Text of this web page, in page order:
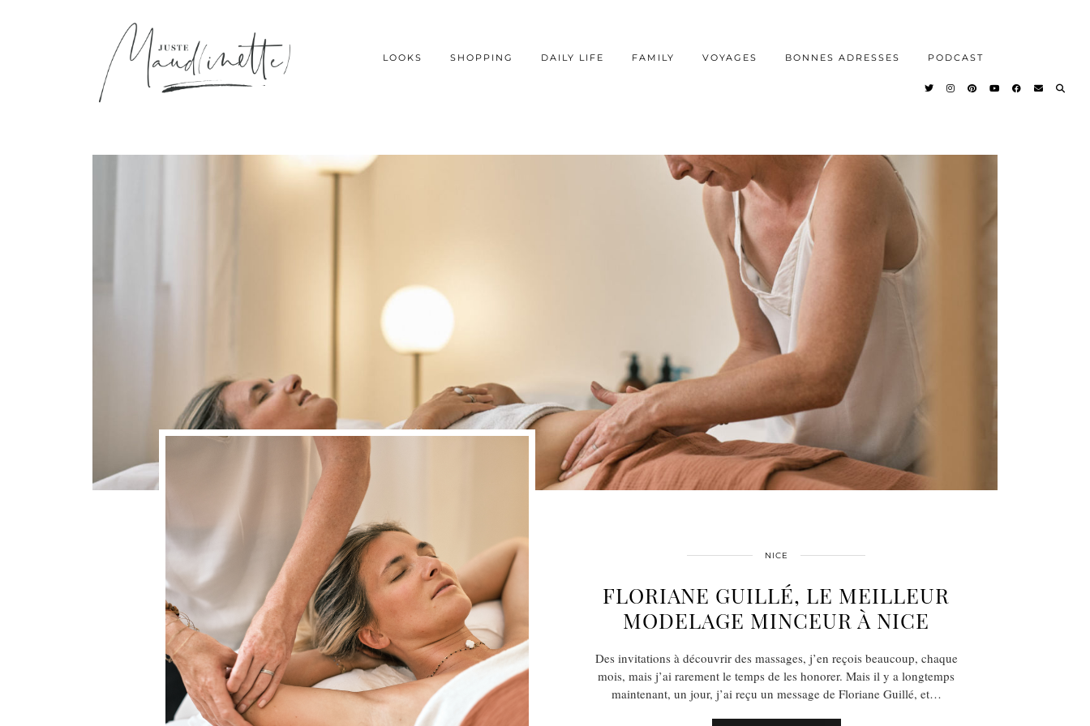
LOOKS SHOPPING DAILY LIFE FAMILY VOYAGES BONNES ADRESSES PODCAST
NICE
FLORIANE GUILLÉ, LE MEILLEUR
MODELAGE MINCEUR À NICE
Des invitations à découvrir des massages, j’en reçois beaucoup, chaque
mois, mais j’ai rarement le temps de les honorer. Mais il y a longtemps
maintenant, un jour, j’ai reçu un message de Floriane Guillé, et…